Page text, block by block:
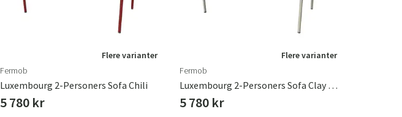
Flere varianter
Fermob
Luxembourg 2-Personers Sofa Chili
5 780 kr
Flere varianter
Fermob
Luxembourg 2-Personers Sofa Clay Grey
5 780 kr